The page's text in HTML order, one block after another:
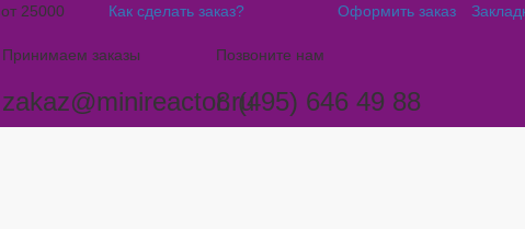
от 25000
Как сделать заказ? Оформить заказ
Принимаем заказы
zakaz@minireactor.ru
Позвоните нам
8 (495) 646 49 88